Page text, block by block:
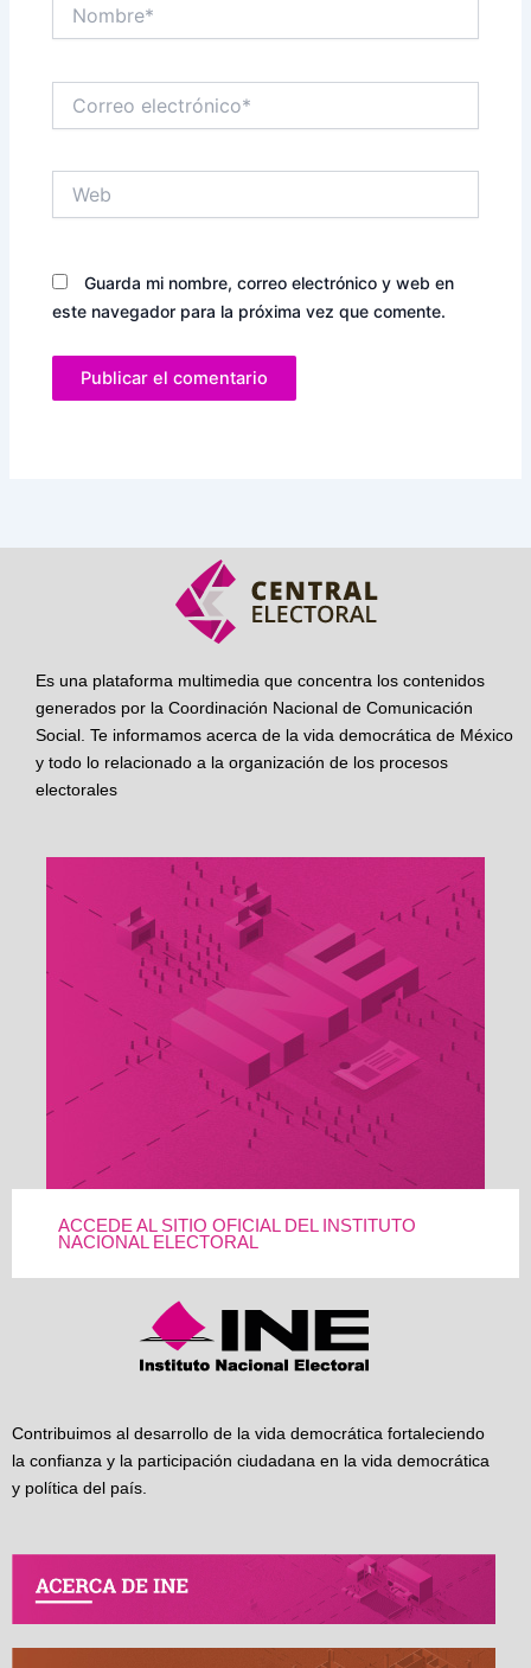
electrónico*
Guarda mi nombre, correo electrónico y web en
este navegador para la próxima vez que comente.
Es una plataforma multimedia que concentra los contenidos
generados por la Coordinación Nacional de Comunicación
Social. Te informamos acerca de la vida democrática de México
y todo lo relacionado a la organización de los procesos
electorales
ACCEDE AL SITIO OFICIAL DEL INSTITUTO
NACIONAL ELECTORAL
Contribuimos al desarrollo de la vida democrática fortaleciendo
la confianza y la participación ciudadana en la vida democrática
y política del país.